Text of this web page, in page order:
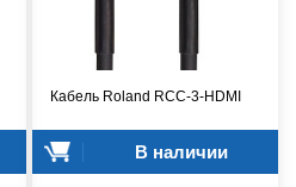
Кабель Roland RCC-3-HDMI
В наличии